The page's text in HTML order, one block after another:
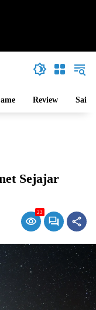
Review Sains
Sejajar
23